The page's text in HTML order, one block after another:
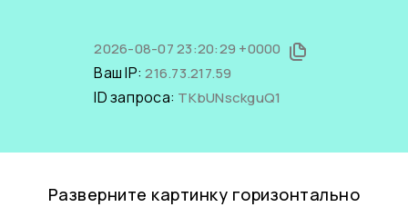
2026-08-07 23:20:29 +0000
Ваш IP:216.73.217.59
ID запроса: TKbUNsckguQ1
Разверните картинку горизонтально